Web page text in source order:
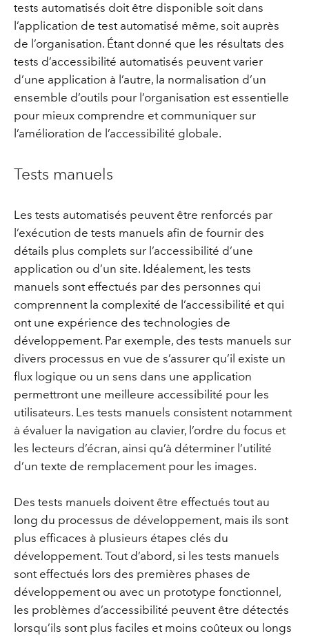
tests automatisés doit être disponible soit dans
l’application de test automatisé même, soit auprès
de l’organisation. Étant donné que les résultats des
tests d’accessibilité automatisés peuvent varier
d’une application à l’autre, la normalisation d’un
ensemble d’outils pour l’organisation est essentielle
pour mieux comprendre et communiquer sur
l’amélioration de l’accessibilité globale.
Tests manuels
Les tests automatisés peuvent être renforcés par
l’exécution de tests manuels afin de fournir des
détails plus complets sur l’accessibilité d’une
application ou d’un site. Idéalement, les tests
manuels sont effectués par des personnes qui
comprennent la complexité de l’accessibilité et qui
ont une expérience des technologies de
développement. Par exemple, des tests manuels sur
divers processus en vue de s’assurer qu’il existe un
flux logique ou un sens dans une application
permettront une meilleure accessibilité pour les
utilisateurs. Les tests manuels consistent notamment
à évaluer la navigation au clavier, l’ordre du focus et
les lecteurs d’écran, ainsi qu’à déterminer l’utilité
d’un texte de remplacement pour les images.
Des tests manuels doivent être effectués tout au
long du processus de développement, mais ils sont
plus efficaces à plusieurs étapes clés du
développement. Tout d’abord, si les tests manuels
sont effectués lors des premières phases de
développement ou avec un prototype fonctionnel,
les problèmes d’accessibilité peuvent être détectés
lorsqu’ils sont plus faciles et moins coûteux ou longs